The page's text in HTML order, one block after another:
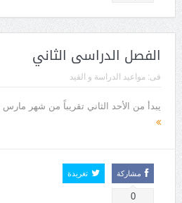
الفصل الدراسى الثاني
فى: مواعيد الدراسة و القيد
يبدأ من الأحد الثاني تقريباً من شهر مارس و لمدة
مشاركة
0
تغريدة